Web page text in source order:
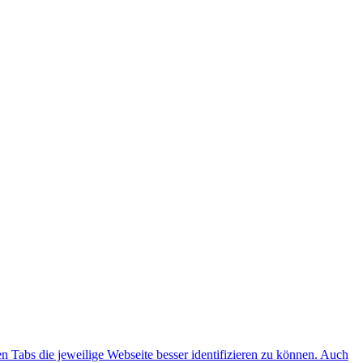
Tabs die jeweilige Webseite besser identifizieren zu können. Auch